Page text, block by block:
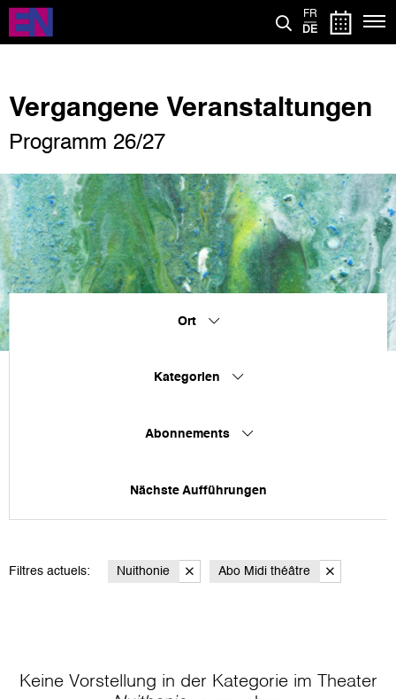
Direkt
zum
Inhalt
FR
DE
Vergangene Veranstaltungen
Programm 26/27
Ort
Kategorien
Abonnements
Nächste Aufführungen
Filtres actuels: Nuithonie Abo Midi théâtre
Keine Vorstellung in der Kategorie im Theater